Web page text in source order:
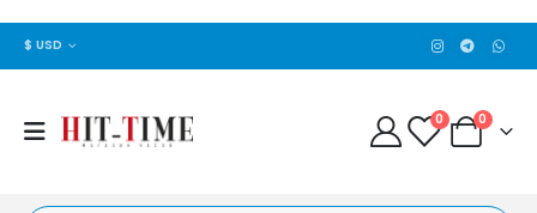
$ USD
0 0